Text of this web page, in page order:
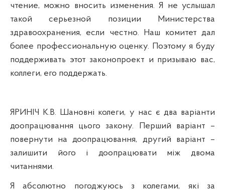
чтение, можно вносить изменения. Я не услышал
такой серьезной позиции Министерства
здравоохранения, если честно. Наш комитет дал
более профессиональную оценку. Поэтому я буду
поддерживать этот законопроект и призываю вас,
коллеги, его поддержать.
ЯРИНІЧ К.В. Шановні колеги, у нас є два варіанти
доопрацювання цього закону. Перший варіант –
повернути на доопрацювання, другий варіант –
залишити його і доопрацювати між двома
читаннями.
Я абсолютно погоджуюсь з колегами, які за